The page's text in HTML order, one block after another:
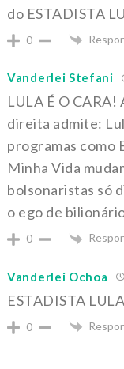
do ESTADISTA
0
Vanderlei Stefani
LULA É O CARA!
direita admite:
programas como
Minha Vida
bolsonaristas só
o ego de
0
Vanderlei Ochoa
ESTADISTA
0